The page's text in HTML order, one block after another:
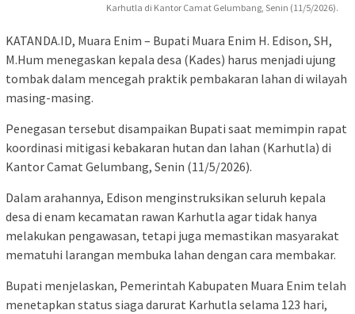
Karhutla di Kantor Camat Gelumbang, Senin (11/5/2026).
KATANDA.ID, Muara Enim – Bupati Muara Enim H. Edison, SH,
M.Hum menegaskan kepala desa (Kades) harus menjadi ujung
tombak dalam mencegah praktik pembakaran lahan di wilayah
masing-masing.
Penegasan tersebut disampaikan Bupati saat memimpin rapat
koordinasi mitigasi kebakaran hutan dan lahan (Karhutla) di
Kantor Camat Gelumbang, Senin (11/5/2026).
Dalam arahannya, Edison menginstruksikan seluruh kepala
desa di enam kecamatan rawan Karhutla agar tidak hanya
melakukan pengawasan, tetapi juga memastikan masyarakat
mematuhi larangan membuka lahan dengan cara membakar.
Bupati menjelaskan, Pemerintah Kabupaten Muara Enim telah
menetapkan status siaga darurat Karhutla selama 123 hari,